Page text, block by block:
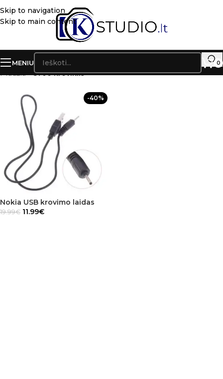
Skip to navigation
Skip to main content
MENIU 0
Pradžia»5700 kroviklis
-40%
Nokia USB krovimo laidas
19.99€ 11.99€